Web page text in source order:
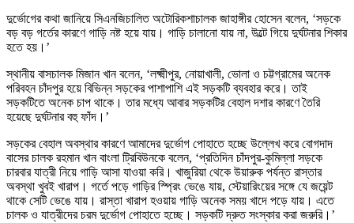
দুর্ভোগের কথা জানিয়ে সিএনজিচালিত অটোরিকশাচালক জাহাঙ্গীর হোসেন বলেন, ‌‘সড়কে
বড় বড় গর্তের কারণে গাড়ি নষ্ট হয়ে যায়। গাড়ি চালানো যায় না, উল্টে গিয়ে দুর্ঘটনার শিকার
হতে হয়।’
স্থানীয় বাসচালক মিজান খান বলেন, ‘লক্ষ্মীপুর, নোয়াখালী, ভোলা ও চট্টগ্রামের অনেক
পরিবহন চাঁদপুর হয়ে বিভিন্ন সড়কের পাশাপাশি এই সড়কটি ব্যবহার করে। তাই
সড়কটিতে অনেক চাপ থাকে। তার মধ্যে আবার সড়কটির বেহাল দশার কারণে তৈরি
হয়েছে দুর্ঘটনার বহু ফাঁদ।’
সড়কের বেহাল অবস্থার কারণে আমাদের দুর্ভোগ পোহাতে হচ্ছে উল্লেখ করে বোগদাদ
বাসের চালক রহমান খান বাংলা ট্রিবিউনকে বলেন, ‘প্রতিদিন চাঁদপুর-কুমিল্লা সড়কে
চারবার যাত্রী নিয়ে গাড়ি আসা যাওয়া করি। খাজুরিয়া থেকে উয়ারুক পর্যন্ত রাস্তার
অবস্থা খুবই খারাপ। গর্তে পড়ে গাড়ির স্প্রিং ভেঙে যায়, স্টেয়ারিংয়ের সঙ্গে যে জয়েন্ট
থাকে সেটি ভেঙে যায়। রাস্তা খারাপ হওয়ায় গাড়ি অনেক সময় খাদে পড়ে যায়। এতে
চালক ও যাত্রীদের চরম দুর্ভোগ পোহাতে হচ্ছে। সড়কটি দ্রুত সংস্কার করা জরুরি।’